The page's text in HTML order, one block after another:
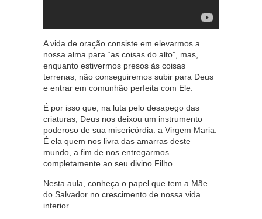
A vida de oração consiste em elevarmos a
nossa alma para “as coisas do alto”, mas,
enquanto estivermos presos às coisas
terrenas, não conseguiremos subir para Deus
e entrar em comunhão perfeita com Ele.
É por isso que, na luta pelo desapego das
criaturas, Deus nos deixou um instrumento
poderoso de sua misericórdia: a Virgem Maria.
É ela quem nos livra das amarras deste
mundo, a fim de nos entregarmos
completamente ao seu divino Filho.
Nesta aula, conheça o papel que tem a Mãe
do Salvador no crescimento de nossa vida
interior.